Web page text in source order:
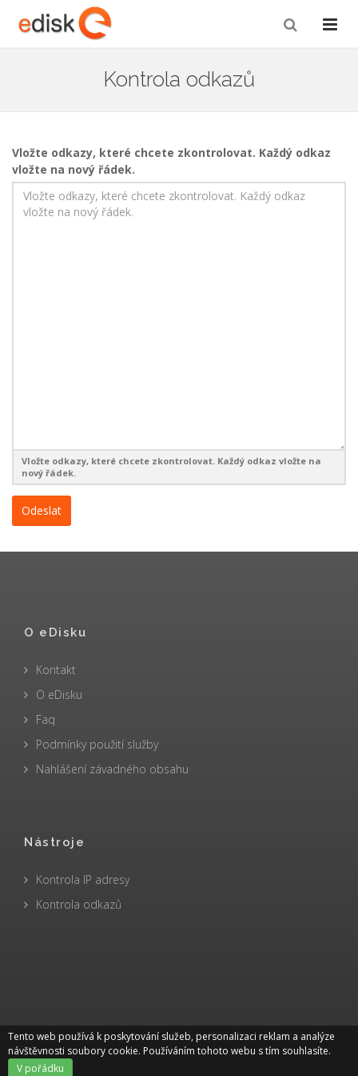
Kontrola odkazů
Vložte odkazy, které chcete zkontrolovat. Každý odkaz
vložte na nový řádek.
Vložte odkazy, které chcete zkontrolovat. Každý odkaz vložte na
nový řádek.
O eDisku
Kontakt
O eDisku
Faq
Podmínky použití služby
Nahlášení závadného obsahu
Nástroje
Kontrola IP adresy
Kontrola odkazů
Tento web používá k poskytování služeb, personalizaci reklam a analýze
návštěvnosti soubory cookie. Používáním tohoto webu s tím souhlasíte.
V pořádku